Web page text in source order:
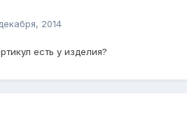
2014
есть у изделия?